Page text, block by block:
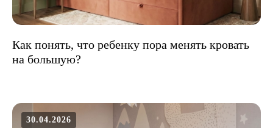
Как понять, что ребенку пора менять кровать
на большую?
30.04.2026